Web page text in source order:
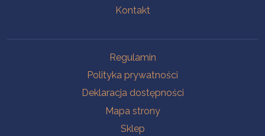
Kontakt
Regulamin
Polityka prywatności
Deklaracja dostępności
Mapa strony
Sklep